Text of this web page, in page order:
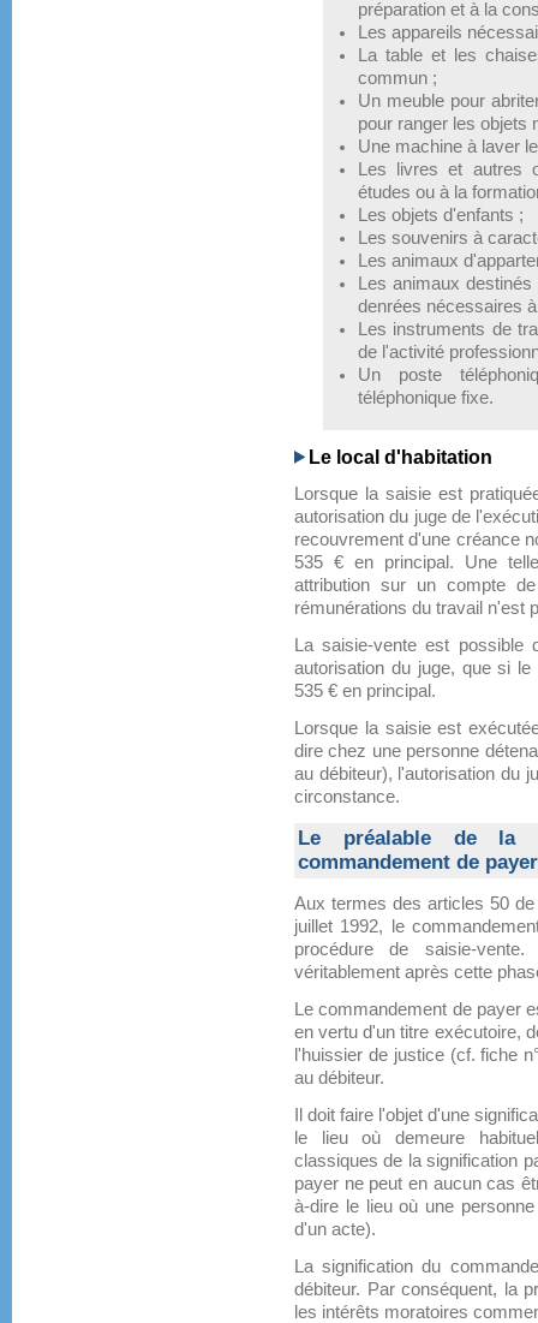
préparation et à la
Les appareils
La table et les
commun ;
Un meuble pour
pour ranger les objets
Une machine à laver
Les livres et autres
études ou à la
Les objets d'enfants ;
Les souvenirs à
Les animaux
Les animaux
denrées nécessaires
Les instruments de
de l'activité
Un poste
téléphonique fixe.
Le local d'habitation
Lorsque la saisie est
autorisation du juge de
recouvrement d'une créance
535 € en principal. Une
attribution sur un compte
rémunérations du travail n'est
La saisie-vente est
autorisation du juge, que si
535 € en principal.
Lorsque la saisie est
dire chez une personne
au débiteur), l'autorisation du
circonstance.
Le préalable de la
commandement de payer
Aux termes des articles 50
juillet 1992, le
procédure de saisie-
véritablement après cette
Le commandement de payer
en vertu d'un titre exécutoire,
l'huissier de justice (cf. fiche
au débiteur.
Il doit faire l'objet d'une
le lieu où demeure
classiques de la signification
payer ne peut en aucun cas
à-dire le lieu où une
d'un acte).
La signification du
débiteur. Par conséquent, la
les intérêts moratoires